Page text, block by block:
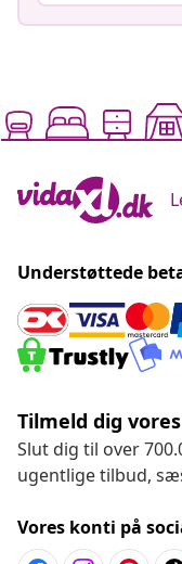
Understøttede
Tilmeld dig
Slut dig til over
ugentlige tilbud,
Vores konti på